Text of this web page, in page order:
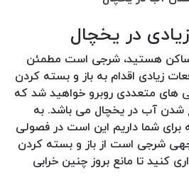
هستید، شرجی است مطمئن
زیادی اقدام به باز و بسته کردن
های متعددی روبرو خواهید شد که
شدن آب در یخچال می باشد. به
شما داریم این است در فصولی
شرجی است از باز و بسته کردن
کنید تا مانع بروز چنین خرابی